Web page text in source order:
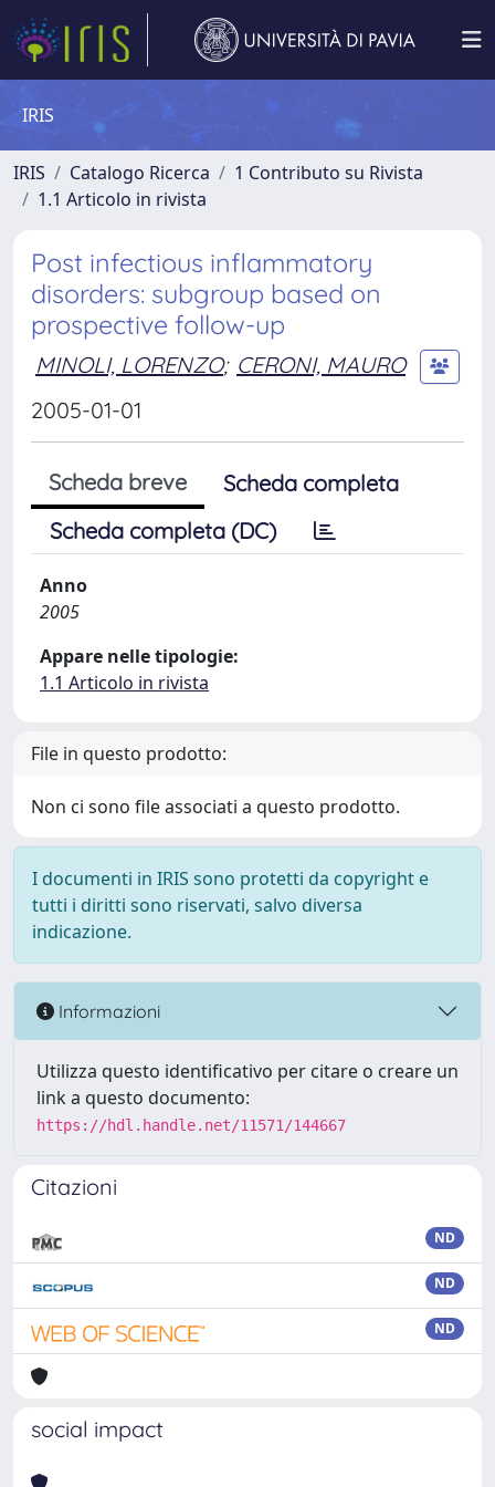
IRIS
IRIS Catalogo Ricerca
1 Contributo su Rivista
1.1 Articolo in rivista
Post infectious inflammatory
disorders: subgroup based on
prospective follow-up
MINOLI, LORENZO; CERONI, MAURO
2005-01-01
Scheda breve
Scheda completa
Scheda completa (DC)
Anno
2005
Appare nelle tipologie:
1.1 Articolo in rivista
File in questo prodotto:
Non ci sono file associati a questo prodotto.
I documenti in IRIS sono protetti da copyright e
tutti i diritti sono riservati, salvo diversa
indicazione.
Informazioni
Utilizza questo identificativo per citare o creare un
link a questo documento:
https://hdl.handle.net/11571/144667
Citazioni
ND
ND
ND
social impact